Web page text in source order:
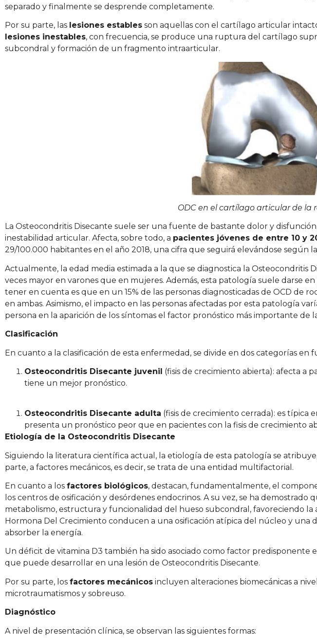
separado y finalmente se desprende completamente.
Por su parte, las lesiones estables son aquellas con el cartílago articular
lesiones inestables, con frecuencia, se produce una ruptura del cartílago
subcondral y formación de un fragmento intraarticular.
ODC en el cartílago articular de la
La Osteocondritis Disecante suele ser una fuente de bastante dolor y
inestabilidad articular. Afecta, sobre todo, a pacientes jóvenes de entre 10 y
29/100.000 habitantes en el año 2018, una cifra que seguirá elevándose según
Actualmente, la edad media estimada a la que se diagnostica la Osteocondritis
veces mayor en varones que en mujeres. Además, esta patología suele darse
tener en cuenta es que en un 15% de las personas diagnosticadas de OCD de
en ambas. Asimismo, el impacto en las personas afectadas por esta patología
persona en la aparición de los síntomas el factor pronóstico más importante de
Clasificación
En cuanto a la clasificación de esta enfermedad, se divide en dos categorías en
Osteocondritis Disecante juvenil (fisis de crecimiento abierta): afecta a
tiene un mejor pronóstico.
Osteocondritis Disecante adulta (fisis de crecimiento cerrada): es típica
presenta un pronóstico peor que en pacientes con la fisis de crecimiento
Etiología de la Osteocondritis Disecante
Siguiendo la literatura científica actual, la etiología de esta patología se
parte, a factores mecánicos, es decir, se trata de una entidad multifactorial.
En cuanto a los factores biológicos, destacan, fundamentalmente, el
los centros de osificación y desórdenes endocrinos. A su vez, se ha demostrado
metabolismo, estructura y funcionalidad del hueso subcondral, favoreciendo la
Hormona Del Crecimiento conducen a una osificación atípica del núcleo y una
absorber la energía.
Un déficit de vitamina D3 también ha sido asociado como factor
que puede desarrollar en una lesión de Osteocondritis Disecante.
Por su parte, los factores mecánicos incluyen alteraciones biomecánicas a
microtraumatismos y sobreuso.
Diagnóstico
A nivel de presentación clínica, se observan las siguientes formas: